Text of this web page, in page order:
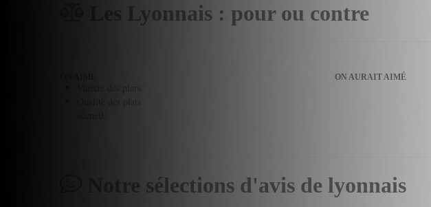
Les Lyonnais : pour ou contre
ON AURAIT AIMÉ
Notre sélections d'avis de lyonnais